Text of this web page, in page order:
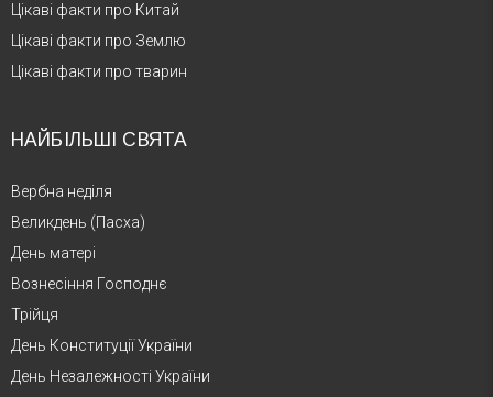
Цікаві факти про Китай
Цікаві факти про Землю
Цікаві факти про тварин
НАЙБІЛЬШІ СВЯТА
Вербна неділя
Великдень (Пасха)
День матері
Вознесіння Господнє
Трійця
День Конституції України
День Незалежності України